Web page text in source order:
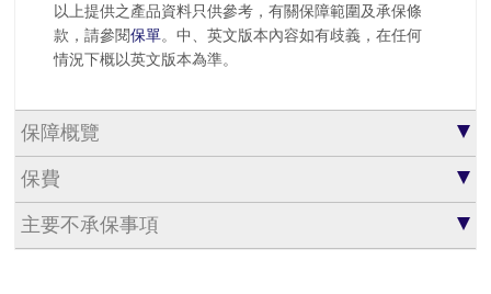
以上提供之產品資料只供參考，有關保障範圍及承保條
款，請參閱保單。中、英文版本內容如有歧義，在任何
情況下概以英文版本為準。
保障概覽
保費
主要不承保事項